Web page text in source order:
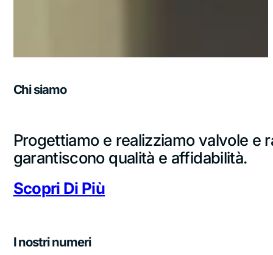
Chi siamo
Progettiamo e realizziamo valvole e
garantiscono qualità e affidabilità.
Scopri Di Più
I nostri numeri